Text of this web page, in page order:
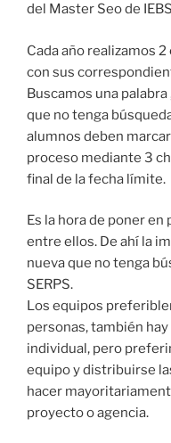
del Master Seo de
Cada año realizamos
con sus
Buscamos una palabra
que no tenga
alumnos deben
proceso mediante 3
final de la fecha límite.
Es la hora de poner
entre ellos. De ahí la
nueva que no tenga
SERPS.
Los equipos
personas, también
individual, pero
equipo y distribuirse
hacer
proyecto o agencia.